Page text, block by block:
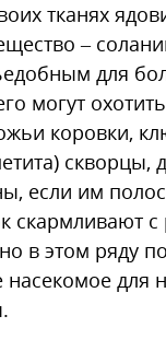
тканях
–
для
могут
коровки,
если им
скармливают с
в этом ряду
насекомое для